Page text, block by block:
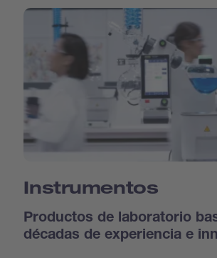
Instrumentos
Productos de laboratorio
décadas de experiencia e